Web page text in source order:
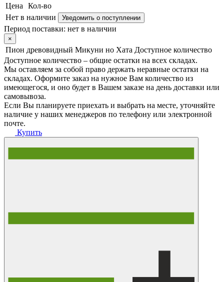
Цена
Кол-во
Нет в наличии
Уведомить о поступлении
Период поставки: нет в наличии
×
Пион древовидный Микуни но Хата Доступное количество
Доступное количество – общие остатки на всех складах.
Мы оставляем за собой право держать неравные остатки на
складах. Оформите заказ на нужное Вам количество из
имеющегося, и оно будет в Вашем заказе на день доставки или
самовывоза.
Если Вы планируете приехать и выбрать на месте, уточняйте
наличие у наших менеджеров по телефону или электронной
почте.
Купить